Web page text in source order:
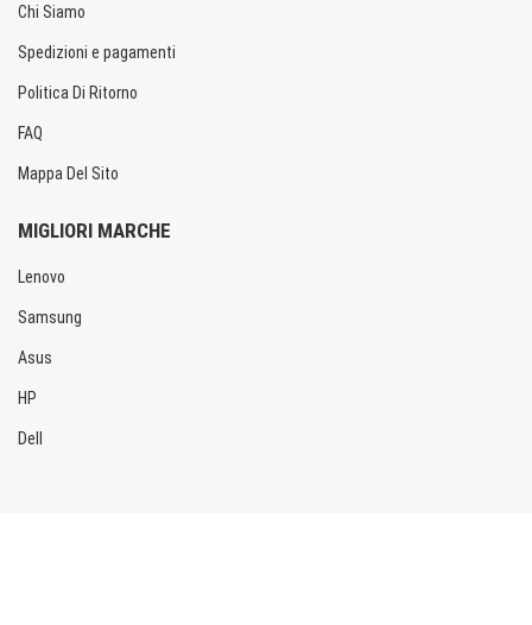
Chi Siamo
Spedizioni e pagamenti
Politica Di Ritorno
FAQ
Mappa Del Sito
MIGLIORI MARCHE
Lenovo
Samsung
Asus
HP
Dell